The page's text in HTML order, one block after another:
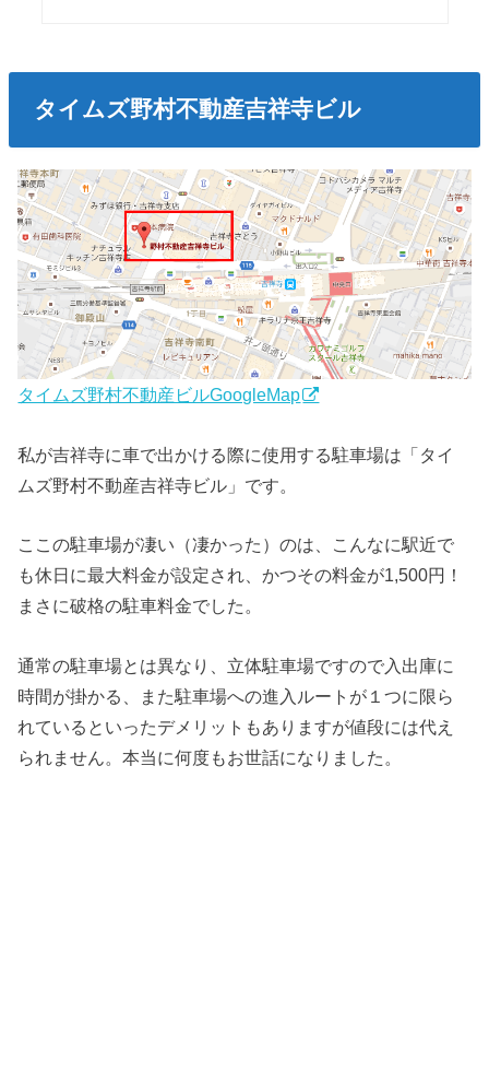
タイムズ野村不動産吉祥寺ビル
タイムズ野村不動産ビルGoogleMap
私が吉祥寺に車で出かける際に使用する駐車場は「タイ
ムズ野村不動産吉祥寺ビル」です。
ここの駐車場が凄い（凄かった）のは、こんなに駅近で
も休日に最大料金が設定され、かつその料金が1,500円！
まさに破格の駐車料金でした。
通常の駐車場とは異なり、立体駐車場ですので入出庫に
時間が掛かる、また駐車場への進入ルートが１つに限ら
れているといったデメリットもありますが値段には代え
られません。本当に何度もお世話になりました。